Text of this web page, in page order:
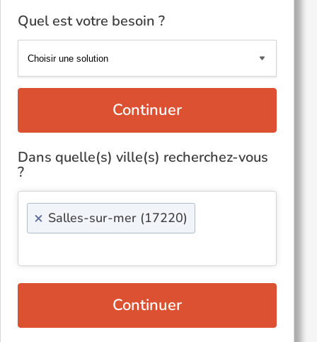
Quel est votre besoin ?
Continuer
Dans quelle(s) ville(s) recherchez-vous
?
× Salles-sur-mer (17220)
Continuer